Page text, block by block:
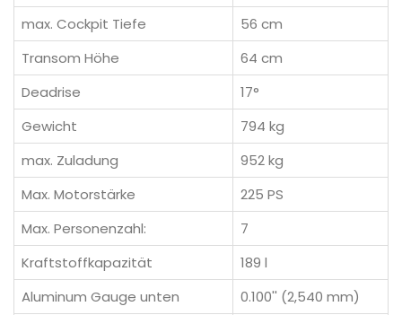
max. Cockpit Tiefe
56 cm
Transom Höhe
64 cm
Deadrise
17°
Gewicht
794 kg
max. Zuladung
952 kg
Max. Motorstärke
225 PS
Max. Personenzahl:
7
Kraftstoffkapazität
189 l
Aluminum Gauge unten
0.100'' (2,540 mm)